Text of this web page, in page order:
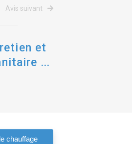
Avis suivant
et
chauffage